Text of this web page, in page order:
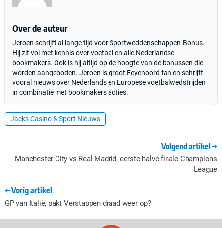
Over de auteur
Jeroen schrijft al lange tijd voor Sportweddenschappen-Bonus.
Hij zit vol met kennis over voetbal en alle Nederlandse
bookmakers. Ook is hij altijd op de hoogte van de bonussen die
worden aangeboden. Jeroen is groot Feyenoord fan en schrijft
vooral nieuws over Nederlands en Europese voetbalwedstrijden
in combinatie met bookmakers acties.
Jacks Casino & Sport Nieuws
Volgend artikel
Manchester City vs Real Madrid, eerste halve finale Champions
League
Vorig artikel
GP van Italië, pakt Verstappen draad weer op?